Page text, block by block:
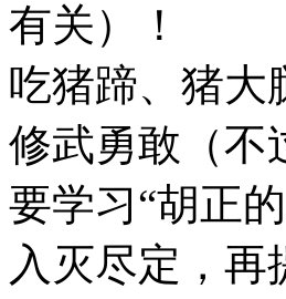
有关）！
吃猪蹄、猪大
修武勇敢（不
要学习“胡正
入灭尽定，再